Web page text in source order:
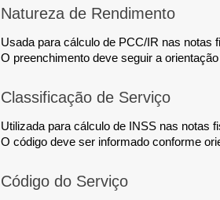
Natureza de Rendimento
Usada para cálculo de PCC/IR nas notas
O preenchimento deve seguir a
Classificação de Serviço
Utilizada para cálculo de INSS nas notas
O código deve ser informado conforme
Código do Serviço